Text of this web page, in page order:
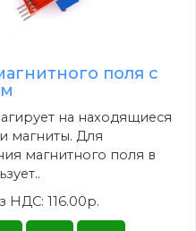
поля с
на находящиеся
магниты. Для
магнитного поля в
НДС: 116.00р.